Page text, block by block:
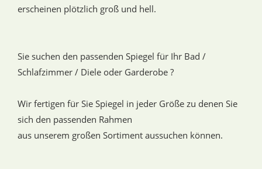
erscheinen plötzlich groß und hell.
Sie suchen den passenden Spiegel für Ihr Bad /
Schlafzimmer / Diele oder Garderobe ?
Wir fertigen für Sie Spiegel in jeder Größe zu denen Sie
sich den passenden Rahmen
aus unserem großen Sortiment aussuchen können.